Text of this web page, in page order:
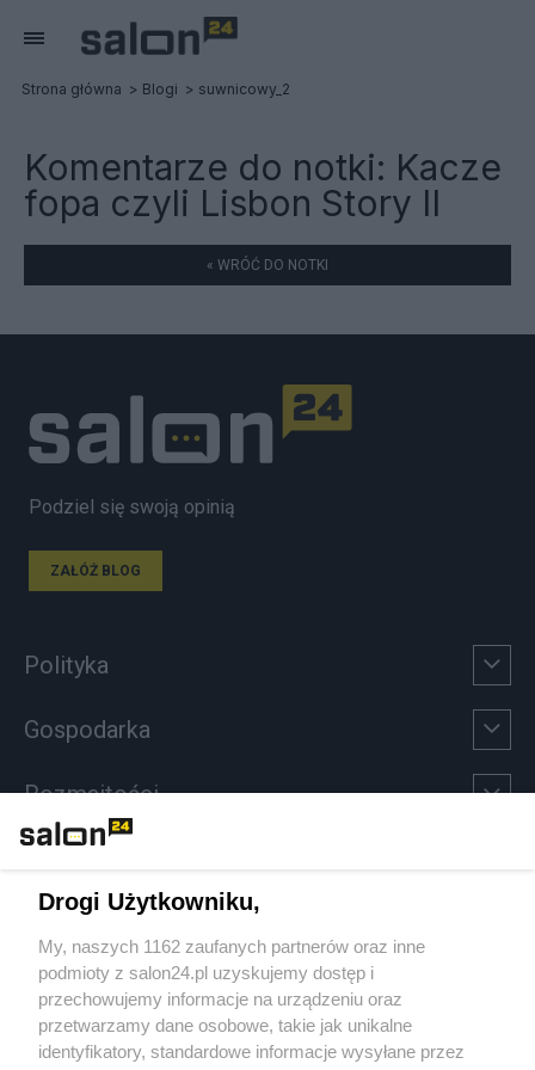
Strona główna Blogi suwnicowy_2
Komentarze do notki: Kacze
fopa czyli Lisbon Story II
« WRÓĆ DO NOTKI
Podziel się swoją opinią
ZAŁÓŻ BLOG
Polityka
Gospodarka
Rozmaitości
Sport
Społeczeństwo
Kultura
Drogi Użytkowniku,
My, naszych 1162 zaufanych partnerów oraz inne
podmioty z salon24.pl uzyskujemy dostęp i
przechowujemy informacje na urządzeniu oraz
przetwarzamy dane osobowe, takie jak unikalne
identyfikatory, standardowe informacje wysyłane przez